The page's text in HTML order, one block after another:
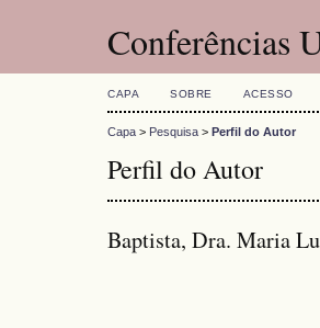
Conferências
CAPA SOBRE ACESSO
Capa > Pesquisa > Perfil do Autor
Perfil do Autor
Baptista, Dra. Maria